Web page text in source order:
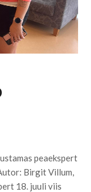
peaekspert
Birgit Villum,
18. juuli viis